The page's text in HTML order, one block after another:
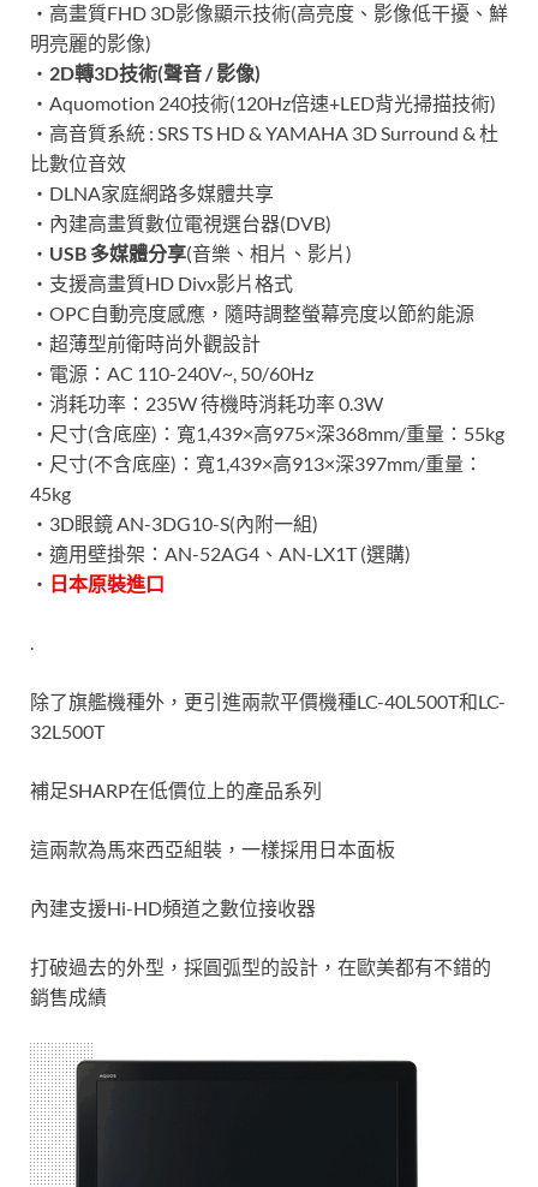
‧高畫質FHD 3D影像顯示技術(高亮度、影像低干擾、鮮
明亮麗的影像)
‧ 2D轉3D技術(聲音 / 影像)
‧Aquomotion 240技術(120Hz倍速+LED背光掃描技術)
‧高音質系統 : SRS TS HD & YAMAHA 3D Surround & 杜
比數位音效
‧DLNA家庭網路多媒體共享
‧內建高畫質數位電視選台器(DVB)
‧ USB 多媒體分享(音樂、相片、影片)
‧支援高畫質HD Divx影片格式
‧OPC自動亮度感應，隨時調整螢幕亮度以節約能源
‧超薄型前衛時尚外觀設計
‧電源：AC 110-240V~, 50/60Hz
‧消耗功率：235W 待機時消耗功率 0.3W
‧尺寸(含底座)：寬1,439×高975×深368mm/重量：55kg
‧尺寸(不含底座)：寬1,439×高913×深397mm/重量：
45kg
‧3D眼鏡 AN-3DG10-S(內附一組)
‧適用壁掛架：AN-52AG4、AN-LX1T (選購)
‧ 日本原裝進口
.
除了旗艦機種外，更引進兩款平價機種LC-40L500T和LC-
32L500T
補足SHARP在低價位上的產品系列
這兩款為馬來西亞組裝，一樣採用日本面板
內建支援Hi-HD頻道之數位接收器
打破過去的外型，採圓弧型的設計，在歐美都有不錯的
銷售成績